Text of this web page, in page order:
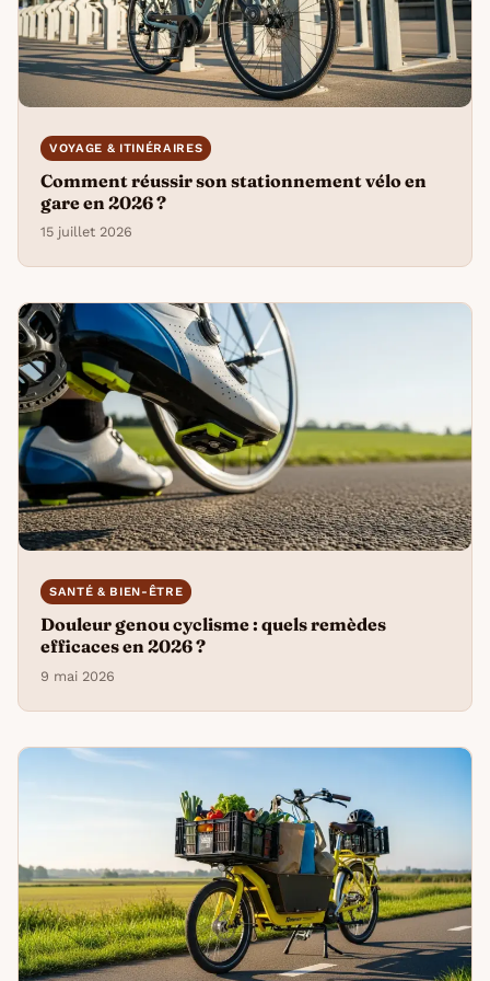
VOYAGE & ITINÉRAIRES
Comment réussir son stationnement vélo en
gare en 2026 ?
15 juillet 2026
SANTÉ & BIEN-ÊTRE
Douleur genou cyclisme : quels remèdes
efficaces en 2026 ?
9 mai 2026